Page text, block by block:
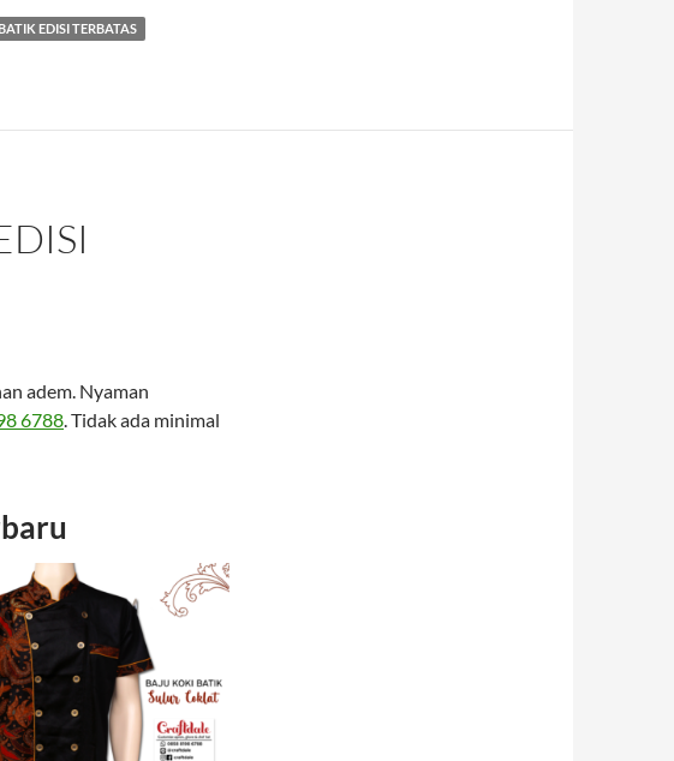
EDISI TERBATAS
adem. Nyaman
6788. Tidak ada minimal